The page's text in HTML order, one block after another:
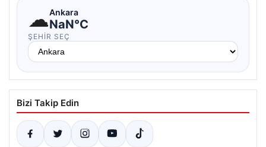
☁Ankara
NaN°C
ŞEHIR SEÇ
Bizi Takip Edin